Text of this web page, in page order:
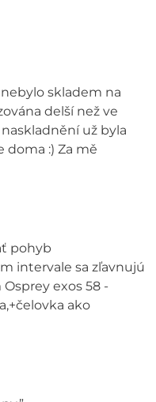
skladem na
delší než ve
už byla
doma :) Za mě
pohyb
intervale sa zľavnujú
exos 58 -
ako